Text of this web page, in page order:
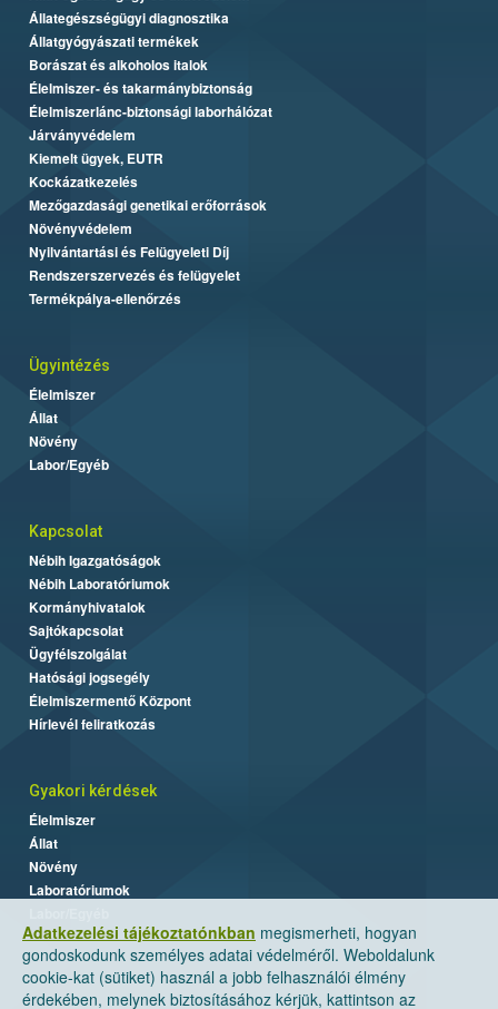
Adatkezelési tájékoztatónkban megismerheti, hogyan
gondoskodunk személyes adatai védelméről. Weboldalunk
cookie-kat (sütiket) használ a jobb felhasználói élmény
érdekében, melynek biztosításához kérjük, kattintson az
Állategészségügyi diagnosztika
Állatgyógyászati termékek
Borászat és alkoholos italok
Élelmiszer- és takarmánybiztonság
Élelmiszerlánc-biztonsági laborhálózat
Járványvédelem
Kiemelt ügyek, EUTR
Kockázatkezelés
Mezőgazdasági genetikai erőforrások
Növényvédelem
Nyilvántartási és Felügyeleti Díj
Rendszerszervezés és felügyelet
Termékpálya-ellenőrzés
Ügyintézés
Élelmiszer
Állat
Növény
Labor/Egyéb
Kapcsolat
Nébih Igazgatóságok
Nébih Laboratóriumok
Kormányhivatalok
Sajtókapcsolat
Ügyfélszolgálat
Hatósági jogsegély
Élelmiszermentő Központ
Hírlevél feliratkozás
Gyakori kérdések
Élelmiszer
Állat
Növény
Laboratóriumok